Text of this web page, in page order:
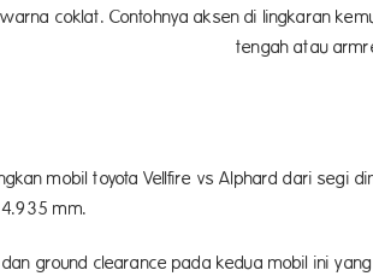
coklat. Contohnya aksen di lingkaran
belakang. Dan
mobil toyota Vellfire vs Alphard dari segi
mm.
ground clearance pada kedua mobil ini